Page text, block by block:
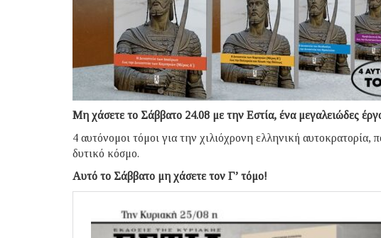
Μη χάσετε το Σάββατο 24.08 με την Εστία, ένα μεγαλειώδες
4 αυτόνομοι τόμοι για την χιλιόχρονη ελληνική αυτοκρατορία,
δυτικό κόσμο.
Αυτό το Σάββατο μη χάσετε τον Γ’ τόμο!